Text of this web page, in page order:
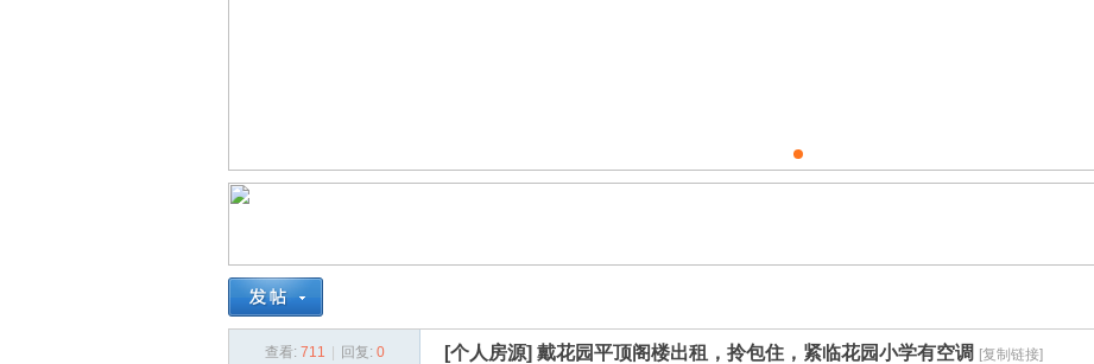
查看: 711 回复: 0 [个人房源] 戴花园平顶阁楼出租，拎包住，紧临花园小学有空调 [复制链接]